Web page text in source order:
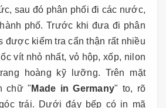
sau đó phân phối đi các nước,
phố. Trước khi đưa đi phân
được kiểm tra cẩn thận rất nhiều
vít nhỏ nhất, vỏ hộp, xốp, nilon
hoàng kỹ lưỡng. Trên mặt
chữ " Made in Germany" to, rõ
trái. Dưới đáy bếp có in mã